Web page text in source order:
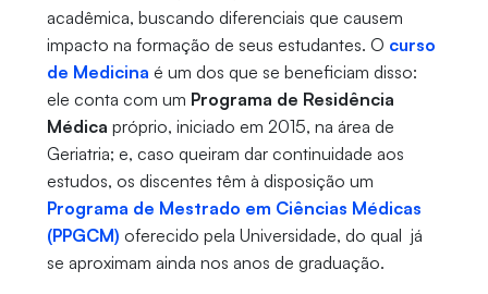
acadêmica, buscando diferenciais que causem
impacto na formação de seus estudantes. O curso
de Medicina é um dos que se beneficiam disso:
ele conta com um Programa de Residência
Médica próprio, iniciado em 2015, na área de
Geriatria; e, caso queiram dar continuidade aos
estudos, os discentes têm à disposição um
Programa de Mestrado em Ciências Médicas
(PPGCM) oferecido pela Universidade, do qual já
se aproximam ainda nos anos de graduação.